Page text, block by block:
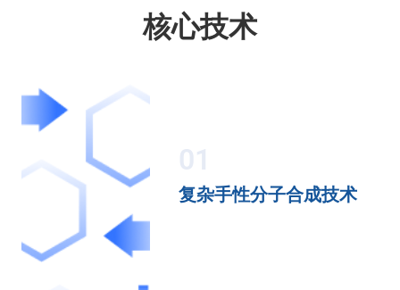
核心技术
01
复杂手性分子合成技术